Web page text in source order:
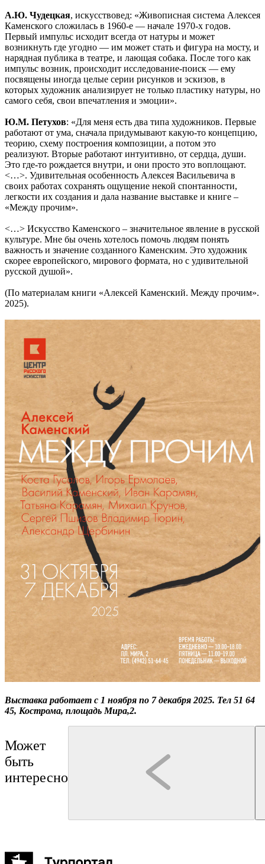
А.Ю. Чудецкая, искусствовед: «Живописная система Алексея
Каменского сложилась в 1960‑е — начале 1970‑х годов.
Первый импульс исходит всегда от натуры и может
возникнуть где угодно — им может стать и фигура на мосту, и
нарядная публика в театре, и лающая собака. После того как
импульс возник, происходит исследование‑поиск — ему
посвящены иногда целые серии рисунков и эскизов, в
которых художник анализирует не только пластику натуры, но
самого себя, свои впечатления и эмоции».
Ю.М. Петухов: «Для меня есть два типа художников. Первые
работают от ума, сначала придумывают какую‑то концепцию,
теорию, схему построения композиции, а потом это
реализуют. Вторые работают интуитивно, от сердца, души.
Это где‑то рождается внутри, и они просто это воплощают.
<…>. Удивительная особенность Алексея Васильевича в
своих работах сохранять ощущение некой спонтанности,
легкости их создания и дала название выставке и книге –
«Между прочим».
<…> Искусство Каменского – значительное явление в русской
культуре. Мне бы очень хотелось помочь людям понять
важность и значение созданного Каменским. Это художник
скорее европейского, мирового формата, но с удивительной
русской душой».
(По материалам книги «Алексей Каменский. Между прочим».
2025).
Выставка работает с 1 ноября по 7 декабря 2025. Тел 51 64
45, Кострома, площадь Мира,2.
Может
быть
интересно